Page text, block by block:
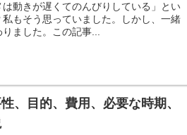
動きが遅くてのんびりしている」とい
もそう思っていました。しかし、一緒
ました。この記事...
、目的、費用、必要な時期、